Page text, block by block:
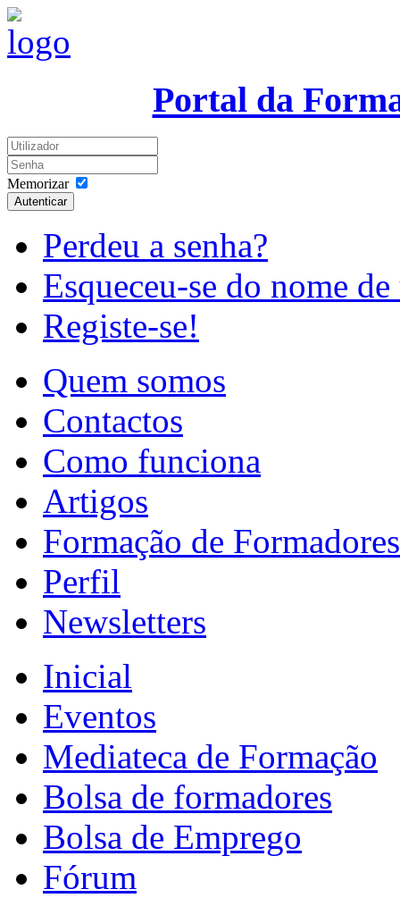
Portal da
Memorizar
Autenticar
Perdeu a senha?
Esqueceu-se do nome
Registe-se!
Quem somos
Contactos
Como funciona
Artigos
Formação de Formadores
Perfil
Newsletters
Inicial
Eventos
Mediateca de Formação
Bolsa de formadores
Bolsa de Emprego
Fórum